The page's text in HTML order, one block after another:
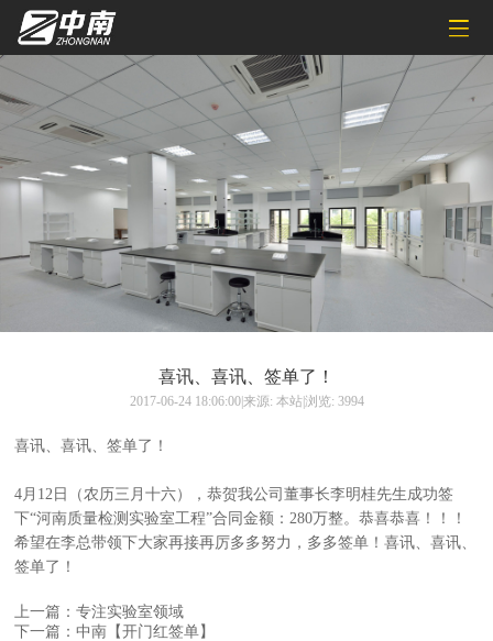
喜讯、喜讯、签单了！
2017-06-24 18:06:00|来源: 本站|浏览: 3994
喜讯、喜讯、签单了！
4月12日（农历三月十六），恭贺我公司董事长李明桂先生成功签
下“河南质量检测实验室工程”合同金额：280万整。恭喜恭喜！！！
希望在李总带领下大家再接再厉多多努力，多多签单！喜讯、喜讯、
签单了！
上一篇：专注实验室领域
下一篇：中南【开门红签单】